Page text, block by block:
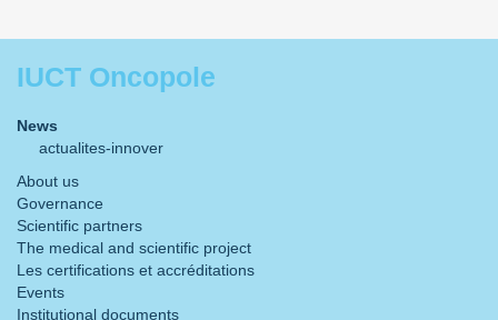
IUCT Oncopole
News
actualites-innover
About us
Governance
Scientific partners
The medical and scientific project
Les certifications et accréditations
Events
Institutional documents